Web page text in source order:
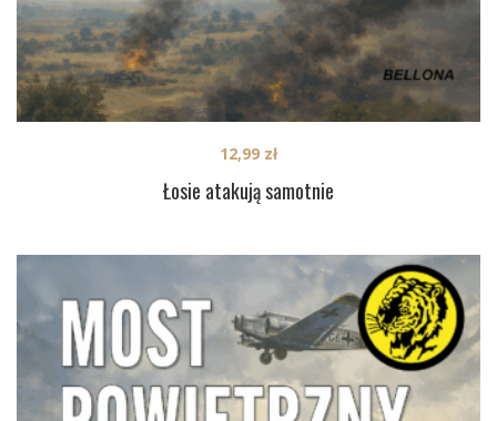
Łosie atakują samotnie
12,99 zł